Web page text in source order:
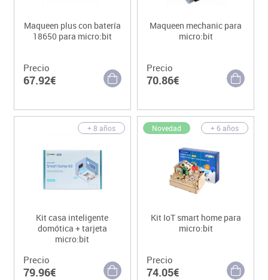
Maqueen plus con batería
18650 para micro:bit
Precio
67.92€
Maqueen mechanic para
micro:bit
Precio
70.86€
+ 8 años
Kit casa inteligente
domótica + tarjeta
micro:bit
Precio
79.96€
Novedad + 6 años
Kit IoT smart home para
micro:bit
Precio
74.05€